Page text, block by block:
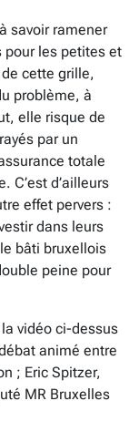
savoir ramener
pour les petites et
cette grille,
problème, à
elle risque de
par un
totale
C’est d’ailleurs
effet pervers :
dans leurs
bâti bruxellois
peine pour
vidéo ci-dessus
animé entre
; Eric Spitzer,
MR Bruxelles